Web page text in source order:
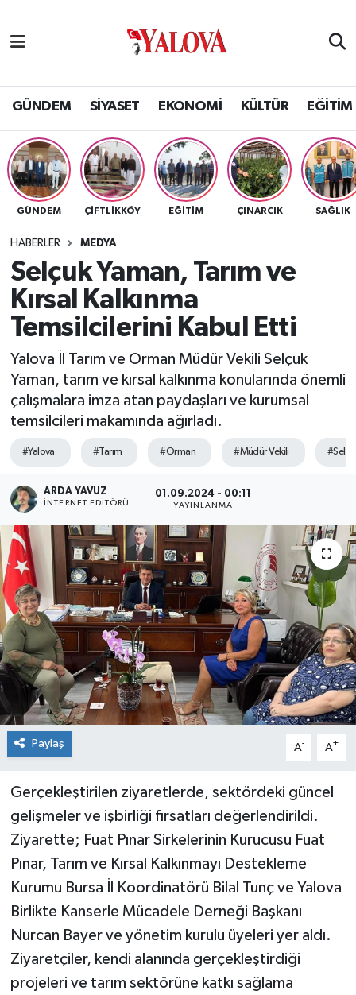
GÜNDEM SİYASET EKONOMİ KÜLTÜR EĞİTİM
GÜNDEM ÇİFTLİKKÖY EĞİTİM ÇINARCIK SAĞLIK
HABERLER MEDYA
Selçuk Yaman, Tarım ve
Kırsal Kalkınma
Temsilcilerini Kabul Etti
Yalova İl Tarım ve Orman Müdür Vekili Selçuk
Yaman, tarım ve kırsal kalkınma konularında önemli
çalışmalara imza atan paydaşları ve kurumsal
temsilcileri makamında ağırladı.
#Yalova #Tarım #Orman #Müdür Vekili
ARDA YAVUZ
İNTERNET EDITÖRÜ
01.09.2024 - 00:11
YAYINLANMA
Paylaş A- A+
Gerçekleştirilen ziyaretlerde, sektördeki güncel
gelişmeler ve işbirliği fırsatları değerlendirildi.
Ziyarette; Fuat Pınar Sirkelerinin Kurucusu Fuat
Pınar, Tarım ve Kırsal Kalkınmayı Destekleme
Kurumu Bursa İl Koordinatörü Bilal Tunç ve Yalova
Birlikte Kanserle Mücadele Derneği Başkanı
Nurcan Bayer ve yönetim kurulu üyeleri yer aldı.
Ziyaretçiler, kendi alanında gerçekleştirdiği
projeleri ve tarım sektörüne katkı sağlama
SİYASET
EKONOMİ
KÜLTÜR
BİLİM VE TEKNOLOJİ
ASAYİŞ
SPOR
ULUSAL
RESMİ İLAN
Yalova Nöbetçi Eczaneler
Yalova Hava Durumu
Yalova Namaz Vakitleri
Yalova Trafik Yoğunluk Haritası
Tüm Manşetler
Son Dakika Haberleri